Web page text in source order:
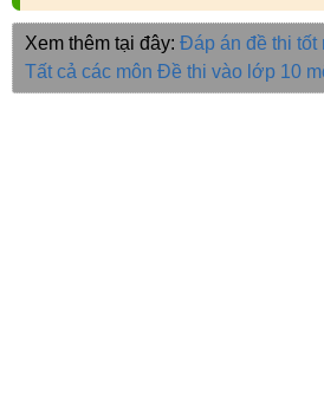
Xem thêm tại đây: Đáp án đề thi tốt
Tất cả các môn Đề thi vào lớp 10